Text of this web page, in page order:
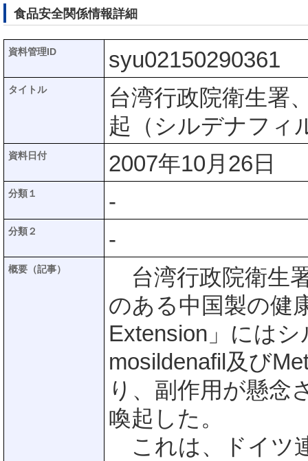
食品安全関係情報詳細
資料管理ID syu02150290361
タイトル
台湾行政院衛生署
起（シルデナフィ
資料日付 2007年10月26日
分類１ -
分類２ -
概要（記事）
台湾行政院衛生
のある中国製の健
Extension」には
mosildenafil及び
り、副作用が懸念
喚起した。
これは、ドイツ